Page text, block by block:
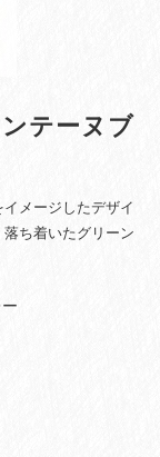
テーヌブ
メージしたデザイ
ち着いたグリーン